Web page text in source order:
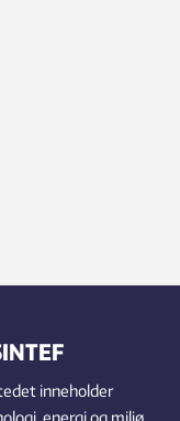
inneholder
energi og miljø,